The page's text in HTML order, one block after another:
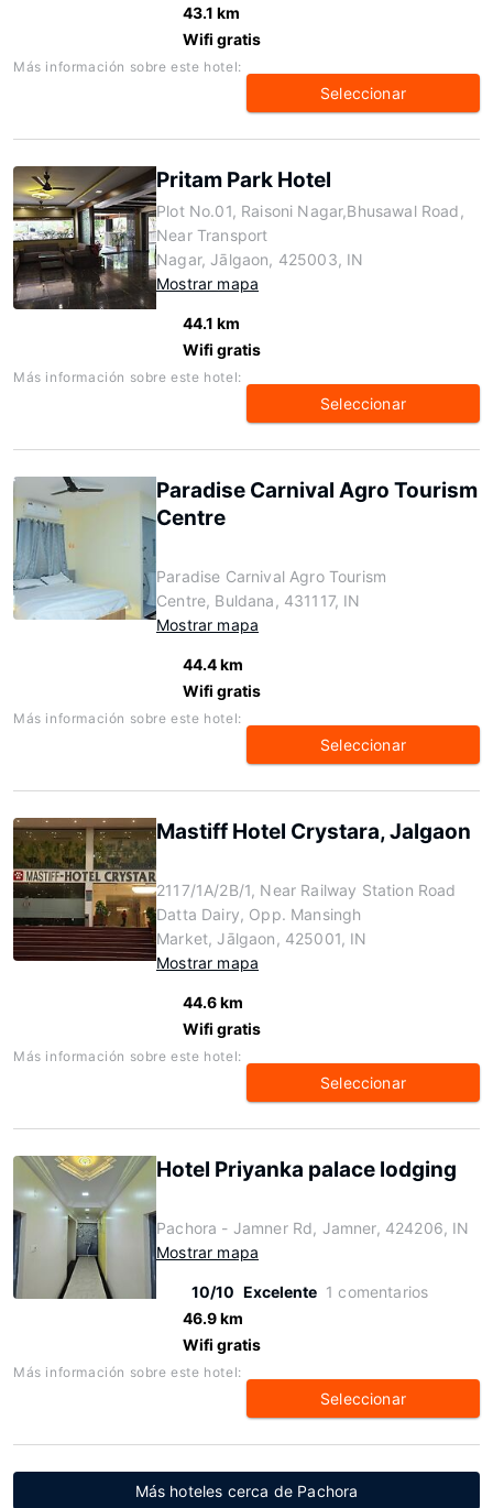
43.1 km
Wifi gratis
Más información sobre este hotel:
Seleccionar
Pritam Park Hotel
Plot No.01, Raisoni Nagar,Bhusawal Road,
Near Transport
Nagar, Jālgaon, 425003, IN
Mostrar mapa
44.1 km
Wifi gratis
Más información sobre este hotel:
Seleccionar
Paradise Carnival Agro Tourism
Centre
Paradise Carnival Agro Tourism
Centre, Buldana, 431117, IN
Mostrar mapa
44.4 km
Wifi gratis
Más información sobre este hotel:
Seleccionar
Mastiff Hotel Crystara, Jalgaon
2117/1A/2B/1, Near Railway Station Road
Datta Dairy, Opp. Mansingh
Market, Jālgaon, 425001, IN
Mostrar mapa
44.6 km
Wifi gratis
Más información sobre este hotel:
Seleccionar
Hotel Priyanka palace lodging
Pachora - Jamner Rd, Jamner, 424206, IN
Mostrar mapa
10/10 Excelente 1 comentarios
46.9 km
Wifi gratis
Más información sobre este hotel:
Seleccionar
Más hoteles cerca de Pachora